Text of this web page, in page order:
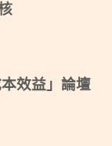
效益」論壇